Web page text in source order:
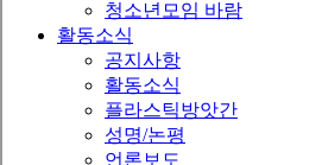
청소년모임 바람
활동소식
공지사항
활동소식
플라스틱방앗간
성명/논평
언론보도